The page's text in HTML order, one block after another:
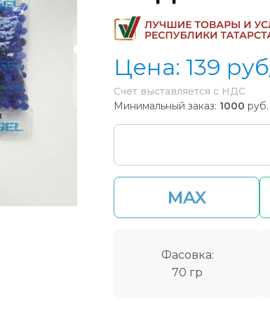
Цена: 139
Счет выставляется с НДС
Минимальный заказ: 1000 руб.
MAX
Фасовка:
70 гр